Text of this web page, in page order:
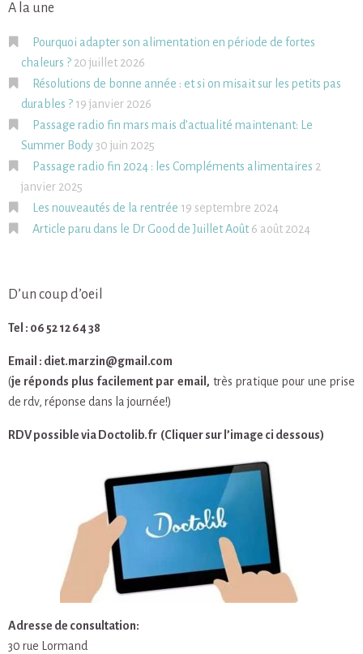
A la une
Pourquoi adapter son alimentation en période de fortes
chaleurs ? 20 juillet 2026
Résolutions de bonne année : et si on misait sur les petits pas
durables ? 19 janvier 2026
Passage radio fin mars mais d’actualité maintenant: Le
Summer Body30 juin 2025
Passage radio fin 2024 : les Compléments alimentaires 2
janvier 2025
Les nouveautés de la rentrée 19 septembre 2024
Article paru dans le Dr Good de Juillet Août 6 août 2024
D’un coup d’oeil
Tel : 06 52 12 64 38
Email : diet.marzin@gmail.com
(je réponds plus facilement par email, très pratique pour une prise
de rdv, réponse dans la journée!)
RDV possible via Doctolib.fr (Cliquer sur l’image ci dessous)
Adresse de consultation:
30 rue Lormand